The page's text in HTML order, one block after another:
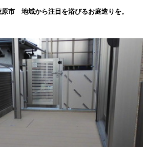
地域から注目を浴びるお庭造りを。